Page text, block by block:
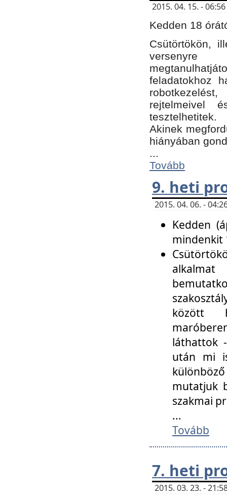
2015. 04. 15. -
Kedden 18
Csütörtökön,
versenyre
feladatokhoz
rejtelmeivel
tesztelhetitek.
Akinek
hiányában
...
Tovább
9. heti
2015. 04. 06. -
Kedden
mindenkit
között
láthattok
után mi
mutatjuk
szakmai
...
Tovább
7. heti
2015. 03. 23. -